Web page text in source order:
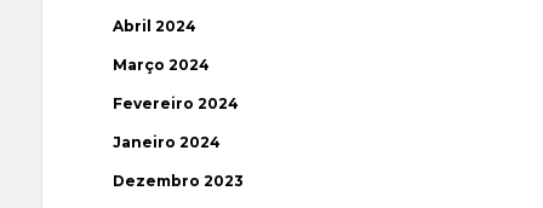
Abril 2024
Março 2024
Fevereiro 2024
Janeiro 2024
Dezembro 2023